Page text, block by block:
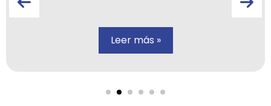
Leer más »